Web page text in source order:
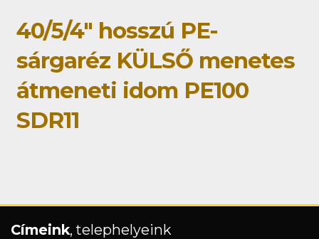
40/5/4" hosszú PE-
sárgaréz KÜLSŐ menetes
átmeneti idom PE100
SDR11
Címeink, telephelyeink